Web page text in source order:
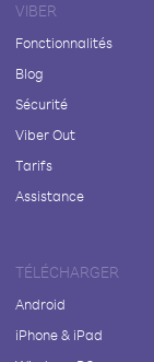
VIBER
Fonctionnalités
Blog
Sécurité
Viber Out
Tarifs
Assistance
TÉLÉCHARGER
Android
iPhone & iPad